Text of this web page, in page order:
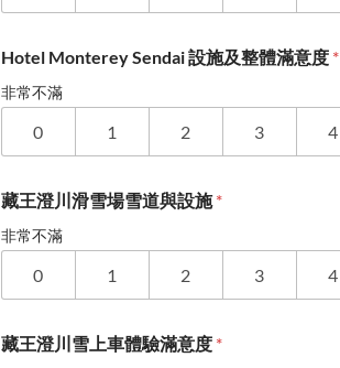
Hotel Monterey Sendai 設施及整體滿意度 *
非常不滿
0 1 2 3 4
藏王澄川滑雪場雪道與設施*
非常不滿
0 1 2 3 4
藏王澄川雪上車體驗滿意度 *